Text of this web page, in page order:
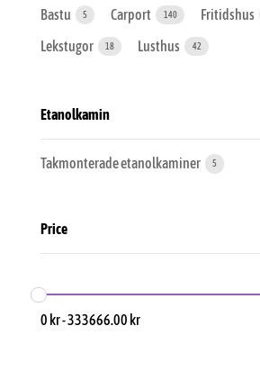
Bastu 5 Carport 140 Fritidshus
Lekstugor 18 Lusthus 42
Etanolkamin
Takmonterade etanolkaminer 5
Price
0 kr-333666.00 kr